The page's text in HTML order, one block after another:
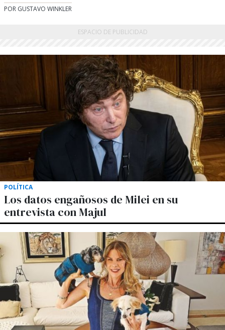
POR GUSTAVO WINKLER
POLÍTICA
Los datos engañosos de Milei en su
entrevista con Majul